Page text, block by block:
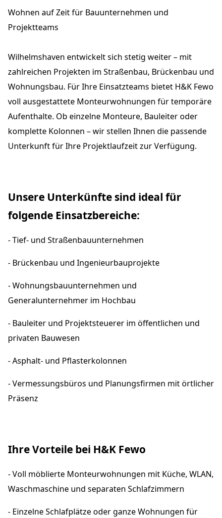
Wohnen auf Zeit für Bauunternehmen und
Projektteams
Wilhelmshaven entwickelt sich stetig weiter – mit
zahlreichen Projekten im Straßenbau, Brückenbau und
Wohnungsbau. Für Ihre Einsatzteams bietet H&K Fewo
voll ausgestattete Monteurwohnungen für temporäre
Aufenthalte. Ob einzelne Monteure, Bauleiter oder
komplette Kolonnen – wir stellen Ihnen die passende
Unterkunft für Ihre Projektlaufzeit zur Verfügung.
Unsere Unterkünfte sind ideal für
folgende Einsatzbereiche:
- Tief- und Straßenbauunternehmen
- Brückenbau und Ingenieurbauprojekte
- Wohnungsbauunternehmen und
Generalunternehmer im Hochbau
- Bauleiter und Projektsteuerer im öffentlichen und
privaten Bauwesen
- Asphalt- und Pflasterkolonnen
- Vermessungsbüros und Planungsfirmen mit örtlicher
Präsenz
Ihre Vorteile bei H&K Fewo
- Voll möblierte Monteurwohnungen mit Küche, WLAN,
Waschmaschine und separaten Schlafzimmern
- Einzelne Schlafplätze oder ganze Wohnungen für